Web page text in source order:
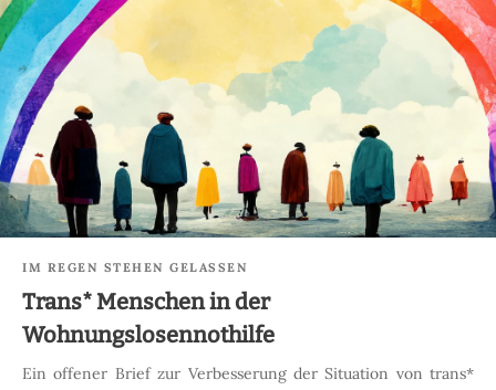
IM REGEN STEHEN GELASSEN
Trans* Menschen in der
Wohnungslosennothilfe
Ein offener Brief zur Verbesserung der Situation von trans*